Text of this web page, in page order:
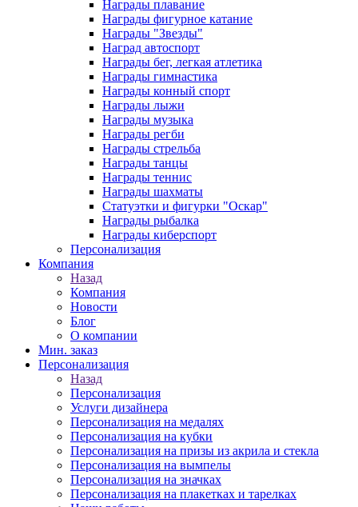
Награды плавание
Награды фигурное катание
Награды "Звезды"
Наград автоспорт
Награды бег, легкая атлетика
Награды гимнастика
Награды конный спорт
Награды лыжи
Награды музыка
Награды регби
Награды стрельба
Награды танцы
Награды теннис
Награды шахматы
Статуэтки и фигурки "Оскар"
Награды рыбалка
Награды киберспорт
Персонализация
Компания
Назад
Компания
Новости
Блог
О компании
Мин. заказ
Персонализация
Назад
Персонализация
Услуги дизайнера
Персонализация на медалях
Персонализация на кубки
Персонализация на призы из акрила и стекла
Персонализация на вымпелы
Персонализация на значках
Персонализация на плакетках и тарелках